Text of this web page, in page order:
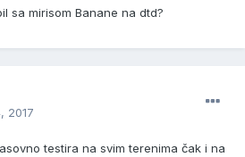
sa mirisom Banane na dtd?
2017
testira na svim terenima čak i na